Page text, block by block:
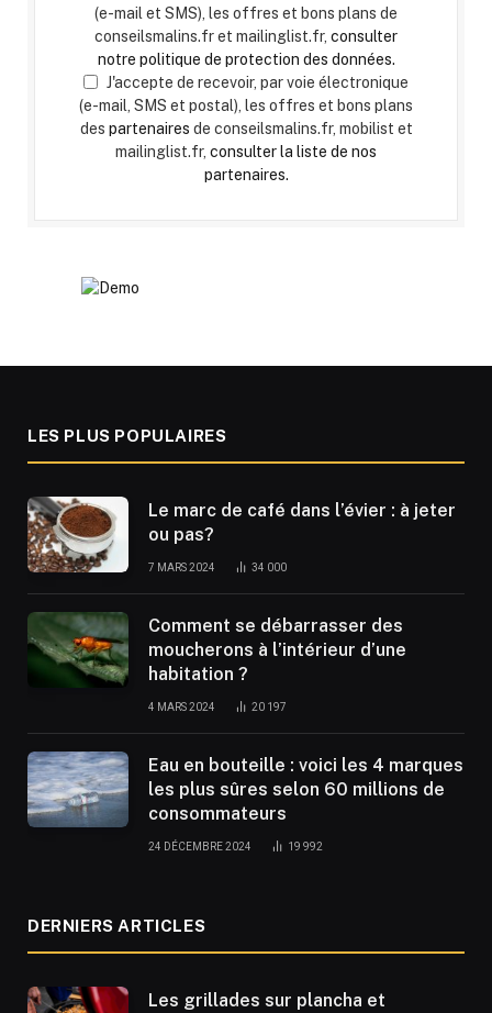
(e-mail et SMS), les offres et bons plans de
conseilsmalins.fr et mailinglist.fr, consulter
notre politique de protection des données.
J'accepte de recevoir, par voie électronique
(e-mail, SMS et postal), les offres et bons plans
des partenaires de conseilsmalins.fr, mobilist et
mailinglist.fr, consulter la liste de nos
partenaires.
LES PLUS POPULAIRES
Le marc de café dans l’évier : à jeter
ou pas?
7 MARS 2024 34 000
Comment se débarrasser des
moucherons à l’intérieur d’une
habitation ?
4 MARS 2024 20 197
Eau en bouteille : voici les 4 marques
les plus sûres selon 60 millions de
consommateurs
24 DÉCEMBRE 2024 19 992
DERNIERS ARTICLES
Les grillades sur plancha et